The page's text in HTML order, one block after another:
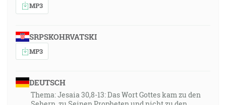
MP3
SRPSKOHRVATSKI
MP3
DEUTSCH
Thema: Jesaia 30,8-13: Das Wort Gottes kam zu den